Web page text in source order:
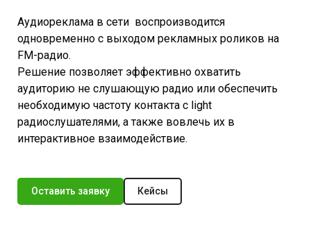
Аудиореклама в сети воспроизводится
одновременно с выходом рекламных роликов на
FM-радио.
Решение позволяет эффективно охватить
аудиторию не слушающую радио или обеспечить
необходимую частоту контакта с light
радиослушателями, а также вовлечь их в
интерактивное взаимодействие.
Оставить заявку Кейсы